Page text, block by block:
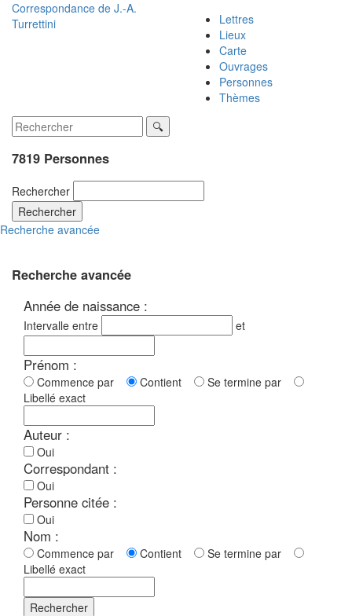
Correspondance de J.-A.
Turrettini
Lettres
Lieux
Carte
Ouvrages
Personnes
Thèmes
7819 Personnes
Rechercher
Rechercher
Recherche avancée
Recherche avancée
Année de naissance :
Intervalle entre et
Prénom :
Commence par Contient
Se termine par
Libellé exact
Auteur :
Oui
Correspondant :
Oui
Personne citée :
Oui
Nom :
Commence par Contient
Se termine par
Libellé exact
Rechercher